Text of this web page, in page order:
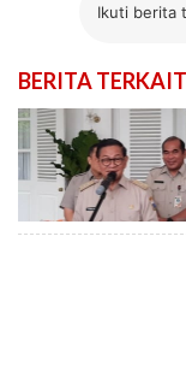
Ikuti berita
BERITA TERKAIT